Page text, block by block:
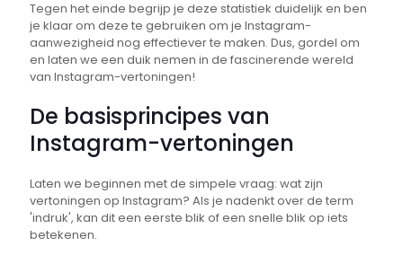
Tegen het einde begrijp je deze statistiek duidelijk en ben
je klaar om deze te gebruiken om je Instagram-
aanwezigheid nog effectiever te maken. Dus, gordel om
en laten we een duik nemen in de fascinerende wereld
van Instagram-vertoningen!
De basisprincipes van
Instagram-vertoningen
Laten we beginnen met de simpele vraag: wat zijn
vertoningen op Instagram? Als je nadenkt over de term
'indruk', kan dit een eerste blik of een snelle blik op iets
betekenen.